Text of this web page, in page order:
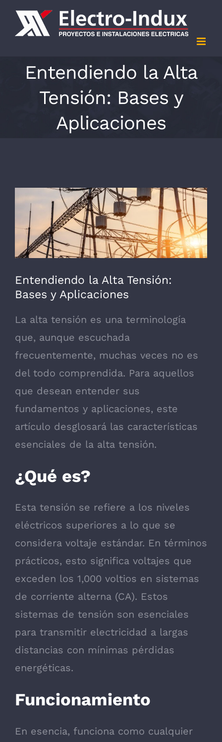
Saltar
Entendiendo la Alta
Tensión: Bases y
Aplicaciones
Ver
imagen
más
grande
Entendiendo la Alta Tensión:
Bases y Aplicaciones
La alta tensión es una terminología
que, aunque escuchada
frecuentemente, muchas veces no es
del todo comprendida. Para aquellos
que desean entender sus
fundamentos y aplicaciones, este
artículo desglosará las características
esenciales de la alta tensión.
¿Qué es?
Esta tensión se refiere a los niveles
eléctricos superiores a lo que se
considera voltaje estándar. En términos
prácticos, esto significa voltajes que
exceden los 1,000 voltios en sistemas
de corriente alterna (CA). Estos
sistemas de tensión son esenciales
para transmitir electricidad a largas
distancias con mínimas pérdidas
energéticas.
Funcionamiento
En esencia, funciona como cualquier